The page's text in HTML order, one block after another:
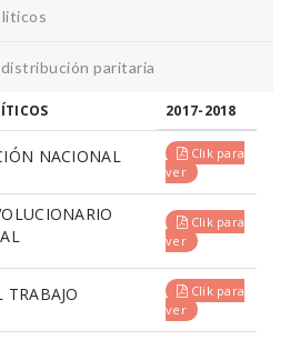
paritaria
2017-2018
NACIONAL
Clik para
ver
Clik para
ver
TRABAJO
Clik para
ver